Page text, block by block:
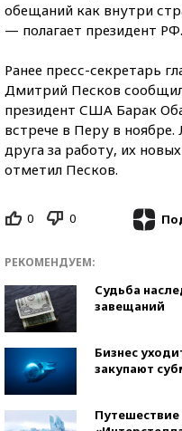
обещаний как внутри
— полагает президент РФ.
Ранее пресс-секретарь
Дмитрий Песков
президент США Барак
встрече в Перу в
друга за работу, их
отметил Песков.
0 0
РЕКОМЕНДУЕМ:
Судьба
завещаний
Бизнес
закупают